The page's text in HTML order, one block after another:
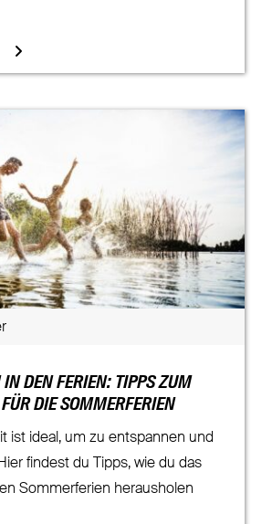
DEN FERIEN: TIPPS ZUM
DIE SOMMERFERIEN
ist ideal, um zu entspannen und
findest du Tipps, wie du das
Sommerferien herausholen